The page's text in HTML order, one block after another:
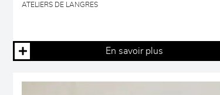
ATELIERS DE LANGRES
En savoir plus